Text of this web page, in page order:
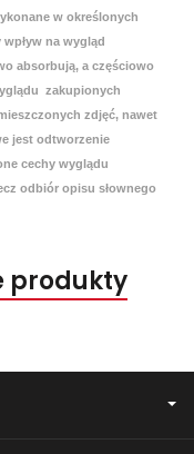
w określonych
na wygląd
absorbują, a częściowo
zakupionych
zdjęć, nawet
jest odtworzenie
cechy wyglądu
odbiór opisu słownego
produkty